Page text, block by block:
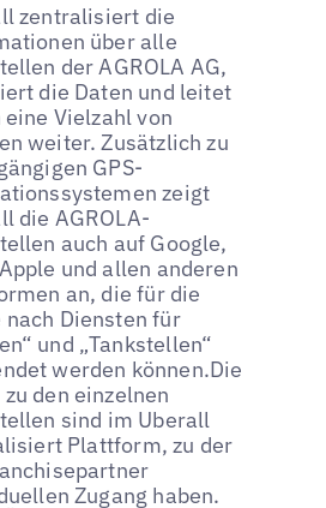
zentralisiert die
über alle
der AGROLA AG,
die Daten und leitet
eine Vielzahl von
weiter. Zusätzlich zu
GPS-
zeigt
die AGROLA-
auch auf Google,
und allen anderen
an, die für die
nach Diensten für
und „Tankstellen“
werden können.Die
zu den einzelnen
sind im Uberall
Plattform, zu der
Zugang haben.